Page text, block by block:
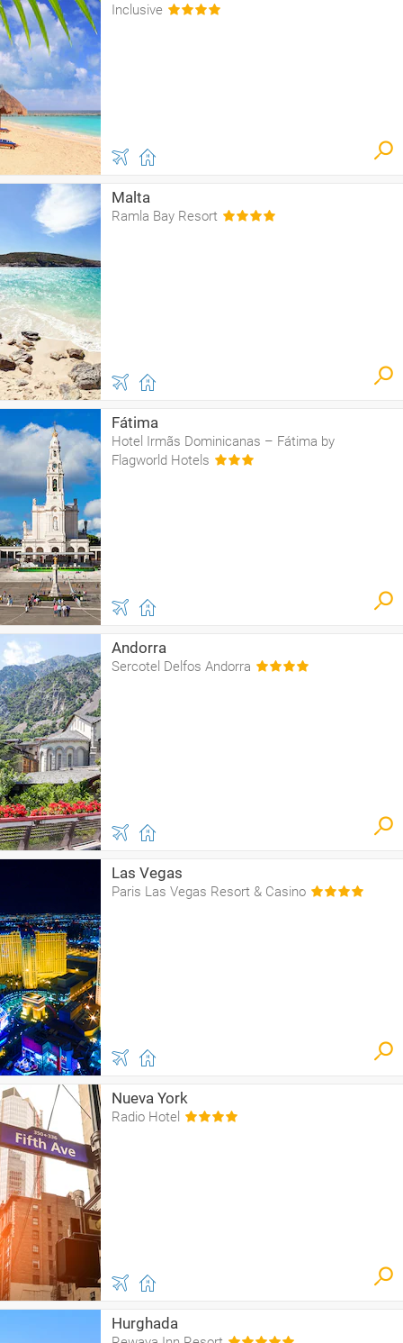
Inclusive
Malta
Ramla Bay Resort
Fátima
Hotel Irmãs Dominicanas – Fátima by
Flagworld Hotels
Andorra
Sercotel Delfos Andorra
Las Vegas
Paris Las Vegas Resort & Casino
Nueva York
Radio Hotel
Hurghada